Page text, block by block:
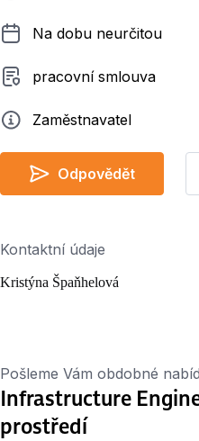
Délka pracovního poměru
Na dobu neurčitou
Typ smluvního vztahu
pracovní smlouva
ZadavatelZaměstnavatel
Odpovědět
Kontaktní údaje
Kristýna Špaňhelová
Pošleme Vám obdobné
Infrastructure
prostředí